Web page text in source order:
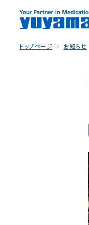
トップページ お知らせ